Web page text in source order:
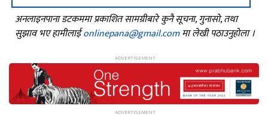
अनलाइनपाना डटकममा प्रकाशित सामग्रीबारे कुनै सूचना, गुनासो, तथा
सुझाव भए हामीलाईonlinepana@gmail.comमा लेखी पठाउनुहोला ।